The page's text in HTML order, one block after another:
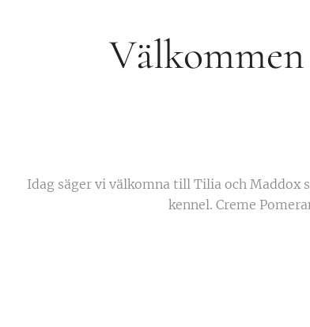
Idag säger vi välkomna till Tilia och Maddox
kennel. Creme